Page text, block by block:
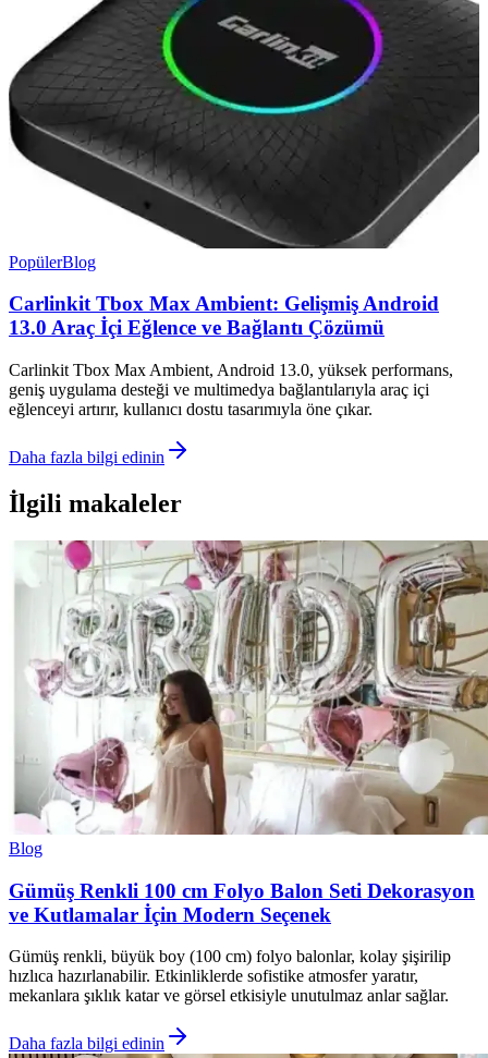
PopülerBlog
Carlinkit Tbox Max Ambient: Gelişmiş Android
13.0 Araç İçi Eğlence ve Bağlantı Çözümü
Carlinkit Tbox Max Ambient, Android 13.0, yüksek performans,
geniş uygulama desteği ve multimedya bağlantılarıyla araç içi
eğlenceyi artırır, kullanıcı dostu tasarımıyla öne çıkar.
Daha fazla bilgi edinin
İlgili makaleler
Blog
Gümüş Renkli 100 cm Folyo Balon Seti Dekorasyon
ve Kutlamalar İçin Modern Seçenek
Gümüş renkli, büyük boy (100 cm) folyo balonlar, kolay şişirilip
hızlıca hazırlanabilir. Etkinliklerde sofistike atmosfer yaratır,
mekanlara şıklık katar ve görsel etkisiyle unutulmaz anlar sağlar.
Daha fazla bilgi edinin